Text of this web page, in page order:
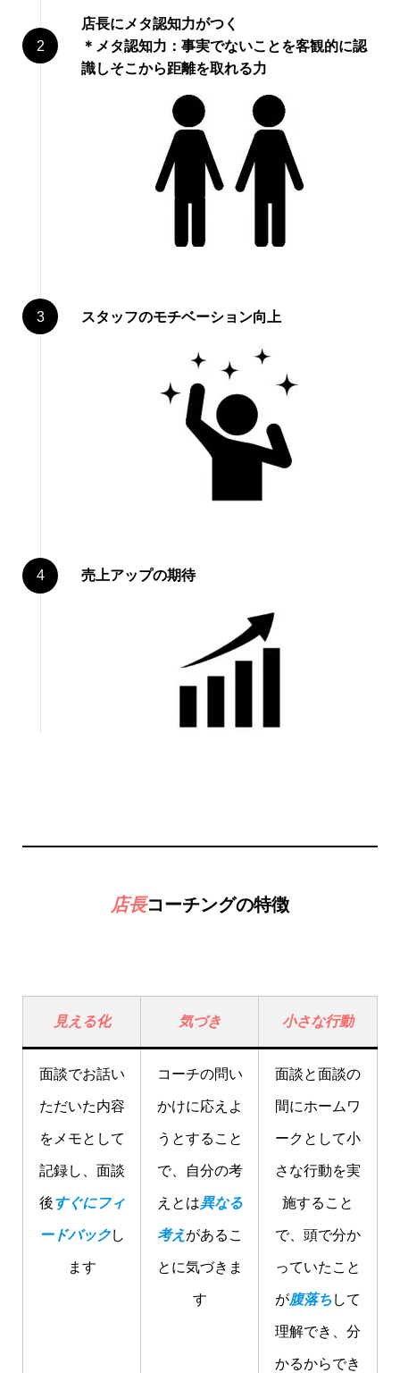
店長にメタ認知力がつく
＊メタ認知力： 事実でないことを客観的に認
識しそこから距離を取れる力
スタッフのモチベーション向上
売上アップの期待
店長コーチングの特徴
見える化 気づき 小さな行動
面談でお話い
ただいた内容
をメモとして
記録し、面談
後すぐにフィ
ードバックし
ます
コーチの問い
かけに応えよ
うとすること
で、自分の考
えとは異なる
考えがあるこ
とに気づきま
す
面談と面談の
間にホームワ
ークとして小
さな行動を実
施すること
で、頭で分か
っていたこと
が腹落ち して
理解でき、分
かるからでき